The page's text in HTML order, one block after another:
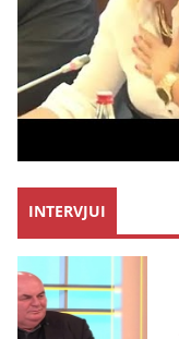
INTERVJUI